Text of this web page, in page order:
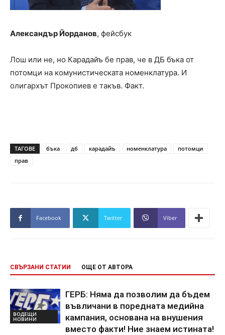
Александър Йорданов, фейсбук
Лош или не, но Карадайъ бе прав, че в ДБ бъка от
потомци на комунистическата номенклатура. И
олигархът Прокопиев е такъв. Факт.
ТАГОВЕ бъка дб карадайъ номенклатура
потомци
прав
Facebook Twitter Viber
СВЪРЗАНИ СТАТИИ ОЩЕ ОТ АВТОРА
ВОДЕЩИ
НОВИНИ
ГЕРБ: Няма да позволим да бъдем
въвличани в поредната медийна
кампания, основана на внушения
вместо факти! Ние знаем истината!